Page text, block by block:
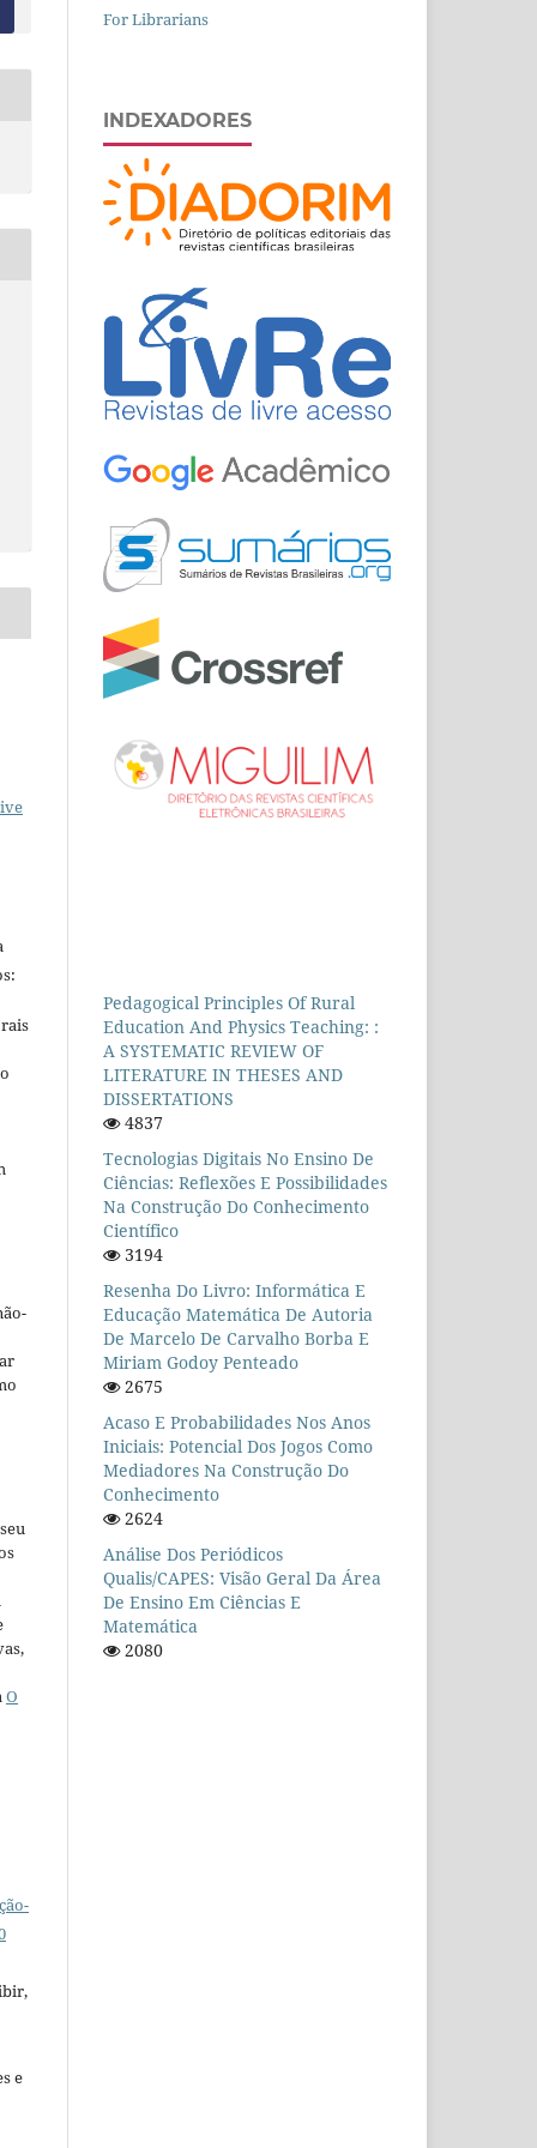
O
e
For Librarians
INDEXADORES
Pedagogical Principles Of Rural
Education And Physics Teaching: :
A SYSTEMATIC REVIEW OF
LITERATURE IN THESES AND
DISSERTATIONS
4837
Tecnologias Digitais No Ensino De
Ciências: Reflexões E Possibilidades
Na Construção Do Conhecimento
Científico
3194
Resenha Do Livro: Informática E
Educação Matemática De Autoria
De Marcelo De Carvalho Borba E
Miriam Godoy Penteado
2675
Acaso E Probabilidades Nos Anos
Iniciais: Potencial Dos Jogos Como
Mediadores Na Construção Do
Conhecimento
2624
Análise Dos Periódicos
Qualis/CAPES: Visão Geral Da Área
De Ensino Em Ciências E
Matemática
2080